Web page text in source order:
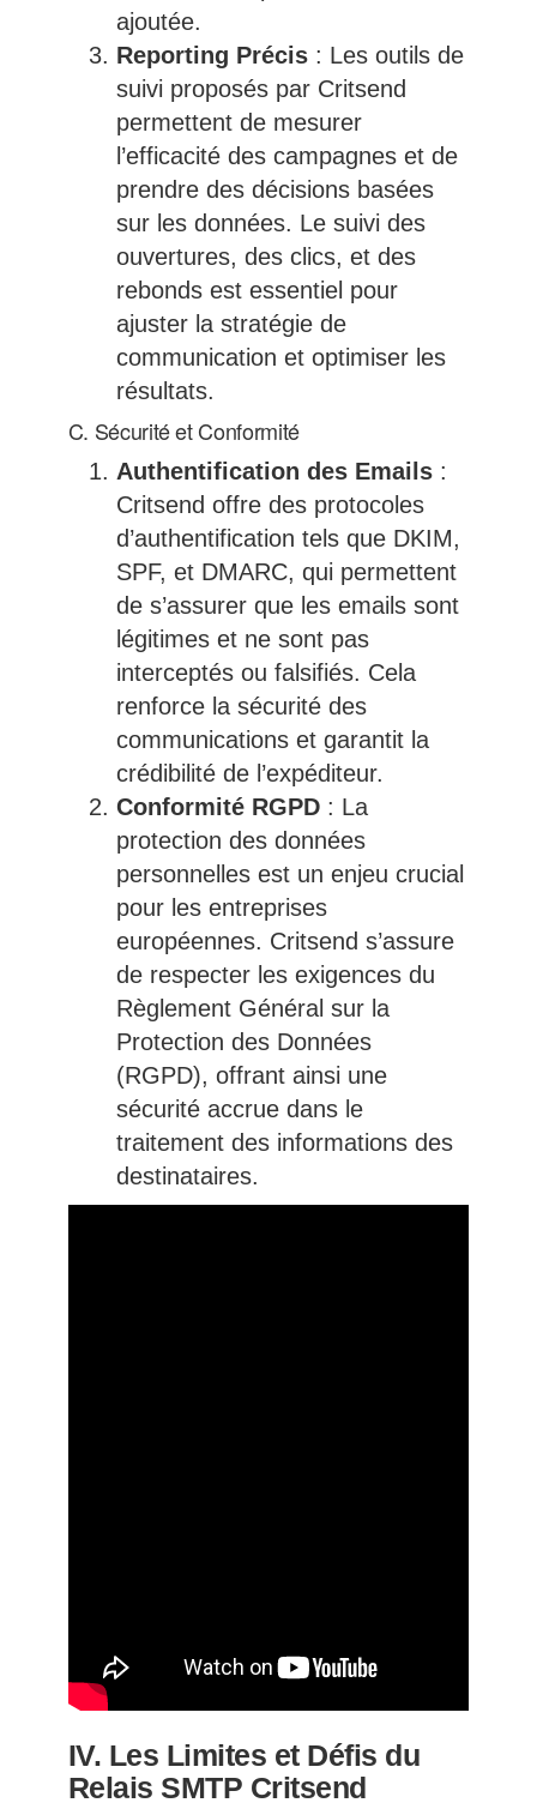
ajoutée.
Reporting Précis: Les outils de
suivi proposés par Critsend
permettent de mesurer
l’efficacité des campagnes et de
prendre des décisions basées
sur les données. Le suivi des
ouvertures, des clics, et des
rebonds est essentiel pour
ajuster la stratégie de
communication et optimiser les
résultats.
C. Sécurité et Conformité
Authentification des Emails:
Critsend offre des protocoles
d’authentification tels que DKIM,
SPF, et DMARC, qui permettent
de s’assurer que les emails sont
légitimes et ne sont pas
interceptés ou falsifiés. Cela
renforce la sécurité des
communications et garantit la
crédibilité de l’expéditeur.
Conformité RGPD: La
protection des données
personnelles est un enjeu crucial
pour les entreprises
européennes. Critsend s’assure
de respecter les exigences du
Règlement Général sur la
Protection des Données
(RGPD), offrant ainsi une
sécurité accrue dans le
traitement des informations des
destinataires.
IV. Les Limites et Défis du
Relais SMTP Critsend